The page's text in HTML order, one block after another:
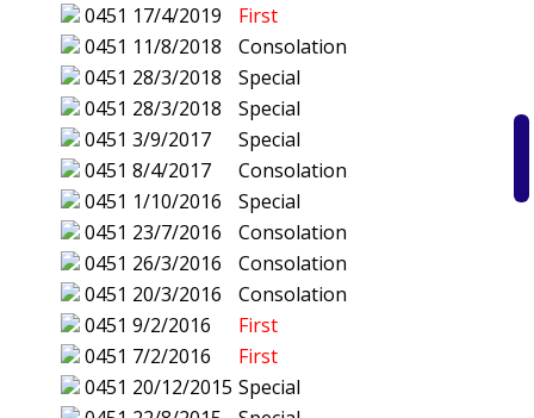
0451 17/4/2019
First
0451 11/8/2018
Consolation
0451 28/3/2018
Special
0451 28/3/2018
Special
0451 3/9/2017
Special
0451 8/4/2017
Consolation
0451 1/10/2016
Special
0451 23/7/2016
Consolation
0451 26/3/2016
Consolation
0451 20/3/2016
Consolation
0451 9/2/2016
First
0451 7/2/2016
First
0451 20/12/2015 Special